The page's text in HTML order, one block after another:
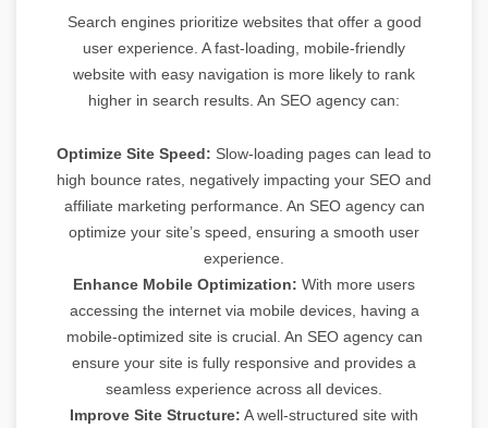
Search engines prioritize websites that offer a good
user experience. A fast-loading, mobile-friendly
website with easy navigation is more likely to rank
higher in search results. An SEO agency can:
Optimize Site Speed: Slow-loading pages can lead to
high bounce rates, negatively impacting your SEO and
affiliate marketing performance. An SEO agency can
optimize your site’s speed, ensuring a smooth user
experience.
Enhance Mobile Optimization: With more users
accessing the internet via mobile devices, having a
mobile-optimized site is crucial. An SEO agency can
ensure your site is fully responsive and provides a
seamless experience across all devices.
Improve Site Structure: A well-structured site with